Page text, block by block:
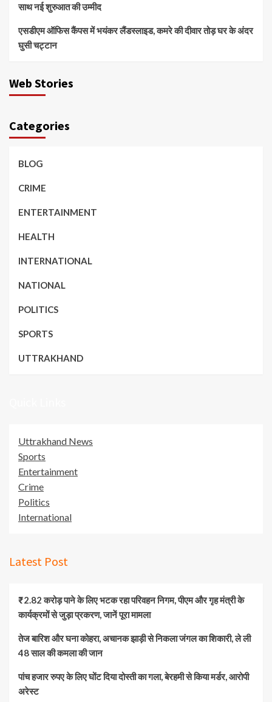
साथ नई शुरुआत की उम्मीद
एसडीएम ऑफिस कैंपस में भयंकर लैंडस्लाइड, कमरे की दीवार तोड़ घर के अंदर
घुसी चट्टान
Web Stories
Categories
BLOG
CRIME
ENTERTAINMENT
HEALTH
INTERNATIONAL
NATIONAL
POLITICS
SPORTS
UTTRAKHAND
Uttrakhand News
Sports
Entertainment
Crime
Politics
International
Latest Post
₹2.82 करोड़ पाने के लिए भटक रहा परिवहन निगम, पीएम और गृह मंत्री के
कार्यक्रमों से जुड़ा प्रकरण, जानें पूरा मामला
तेज बारिश और घना कोहरा, अचानक झाड़ी से निकला जंगल का शिकारी, ले ली
48 साल की कमला की जान
पांच हजार रुपए के लिए घोंट दिया दोस्ती का गला, बेरहमी से किया मर्डर, आरोपी
अरेस्ट